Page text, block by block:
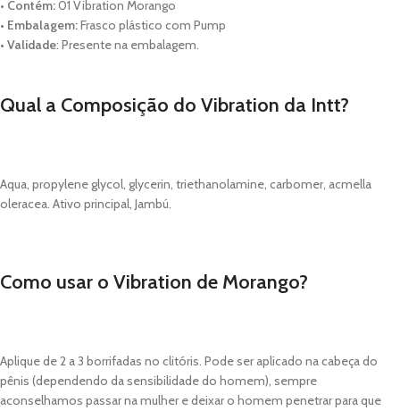
• Contém:01 Vibration Morango
• Embalagem:Frasco plástico com Pump
• Validade: Presente na embalagem.
Qual a Composição do Vibration da Intt?
Aqua, propylene glycol, glycerin, triethanolamine, carbomer, acmella
oleracea. Ativo principal, Jambú.
Como usar o Vibration de Morango?
Aplique de 2 a 3 borrifadas no clitóris. Pode ser aplicado na cabeça do
pênis (dependendo da sensibilidade do homem), sempre
aconselhamos passar na mulher e deixar o homem penetrar para que